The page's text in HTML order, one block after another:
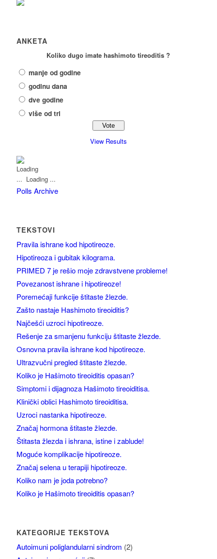
ANKETA
Koliko dugo imate hashimoto tireoditis ?
manje od godine
godinu dana
dve godine
više od tri
View Results
Loading ...
Polls Archive
TEKSTOVI
Pravila ishrane kod hipotireoze.
Hipotireoza i gubitak kilograma.
PRIMED 7 je rešio moje zdravstvene probleme!
Povezanost ishrane i hipotireoze!
Poremećaji funkcije štitaste žlezde.
Zašto nastaje Hashimoto tireoiditis?
Najčešći uzroci hipotireoze.
Rešenje za smanjenu funkciju štitaste žlezde.
Osnovna pravila ishrane kod hipotireoze.
Ultrazvučni pregled štitaste žlezde.
Koliko je Hašimoto tireoiditis opasan?
Simptomi i dijagnoza Hašimoto tireoiditisa.
Klinički oblici Hashimoto tireoiditisa.
Uzroci nastanka hipotireoze.
Značaj hormona štitaste žlezde.
Štitasta žlezda i ishrana, istine i zablude!
Moguće komplikacije hipotireoze.
Značaj selena u terapiji hipotireoze.
Koliko nam je joda potrebno?
Koliko je Hašimoto tireoiditis opasan?
KATEGORIJE TEKSTOVA
Autoimuni poliglandularni sindrom (2)